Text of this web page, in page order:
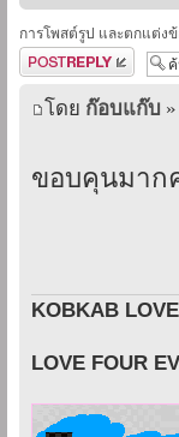
การโพสต์รูป และตกแต่ง
ตอบกระทู้
โดย ก๊อบแก๊บ
ขอบคุนมาก
KOBKAB
LOVE FOUR